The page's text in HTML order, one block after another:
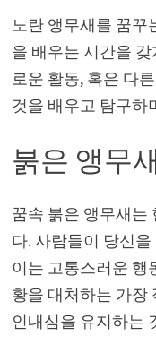
노란 앵무새를 꿈꾸
을 배우는 시간을
로운 활동, 혹은 다
것을 배우고 탐구하
붉은 앵무
꿈속 붉은 앵무새는
다. 사람들이 당신
이는 고통스러운 행
황을 대처하는 가장
인내심을 유지하는